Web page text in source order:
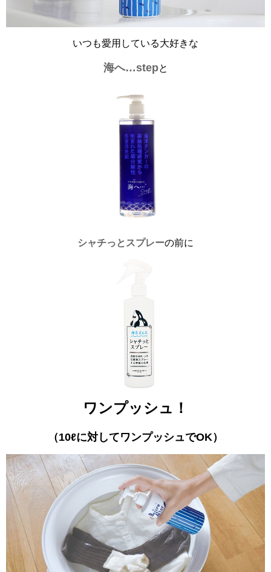
いつも愛用している大好きな
海へ…stepと
シャチっとスプレーの前に
ワンプッシュ！
（10ℓに対してワンプッシュでOK）